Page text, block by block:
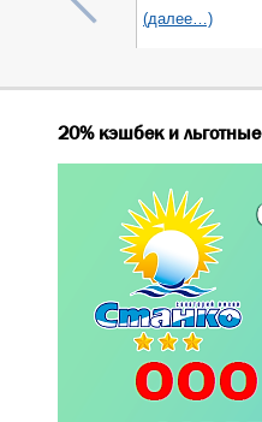
(далее…)
20% кэшбек и